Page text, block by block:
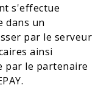
s'effectue
dans un
par le serveur
ainsi
par le partenaire